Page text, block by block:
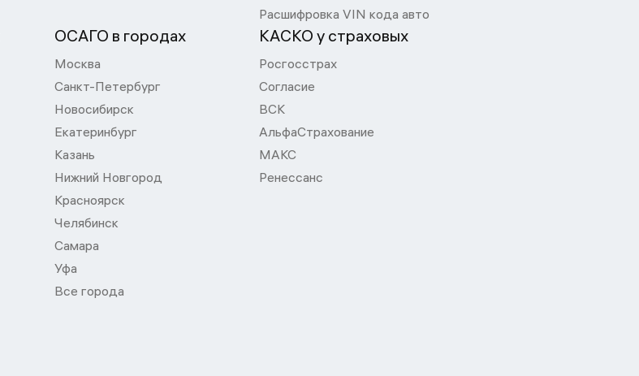
Расшифровка VIN кода авто
ОСАГО в городах
Москва
Санкт-Петербург
Новосибирск
Екатеринбург
Казань
Нижний Новгород
Красноярск
Челябинск
Самара
Уфа
Все города
КАСКО у страховых
Росгосстрах
Согласие
ВСК
АльфаСтрахование
МАКС
Ренессанс